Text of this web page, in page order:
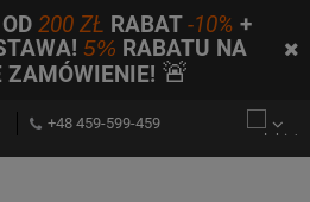
200 ZŁ RABAT-10% +
5% RABATU NA
ZAMÓWIENIE! 🚨
+48 459-599-459